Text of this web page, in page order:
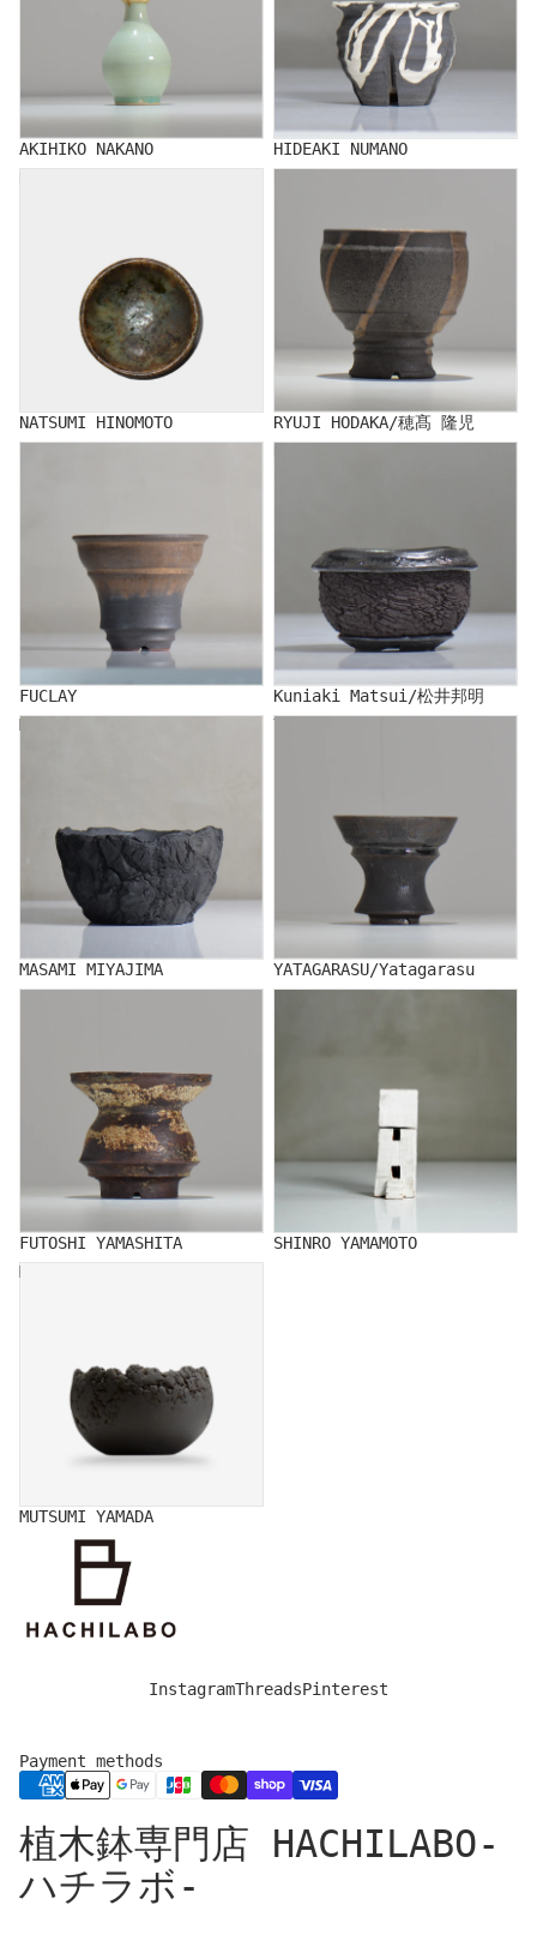
AKIHIKO NAKANO
HIDEAKI NUMANO
NATSUMI HINOMOTO
RYUJI HODAKA/穂髙 隆児
FUCLAY
Kuniaki Matsui/松井邦明
MASAMI MIYAJIMA
MASAMI MIYAJIMA
YATAGARASU/Yatagarasu
YATAGARASU/Yatagarasu
FUTOSHI YAMASHITA
SHINRO YAMAMOTO
MUTSUMI YAMADA
MUTSUMI YAMADA
InstagramThreadsPinterest
Payment methods
植木鉢専門店 HACHILABO-
ハチラボ-
Privacy policy
Legal notice
Refund policy
Shipping policy